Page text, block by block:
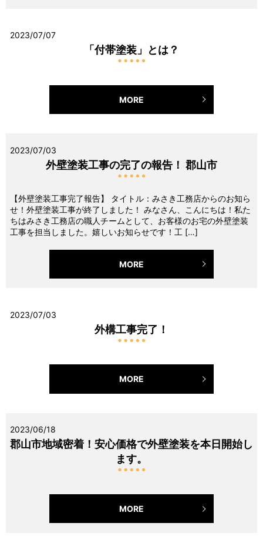
2023/07/07
「付帯塗装」とは？
MORE
2023/07/03
外壁塗装工事の完了の報告！ 郡山市
【外壁塗装工事完了報告】 タイトル：みさき工務店からのお知ら
せ！外壁塗装工事が終了しました！ みなさん、こんにちは！私た
ちはみさき工務店の職人チームとして、お客様のお宅の外壁塗装
工事を担当しました。嬉しいお知らせです！工 […]
MORE
2023/07/03
外構工事完了！
MORE
2023/06/18
郡山市地域密着！安心価格で外壁塗装を本日開始し
ます。
MORE